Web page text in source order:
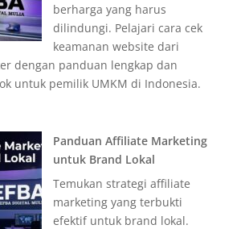
berharga yang harus
dilindungi. Pelajari cara cek
keamanan website dari
dengan panduan lengkap dan
untuk pemilik UMKM di Indonesia.
Panduan Affiliate Marketing
untuk Brand Lokal
Temukan strategi affiliate
marketing yang terbukti
efektif untuk brand lokal.